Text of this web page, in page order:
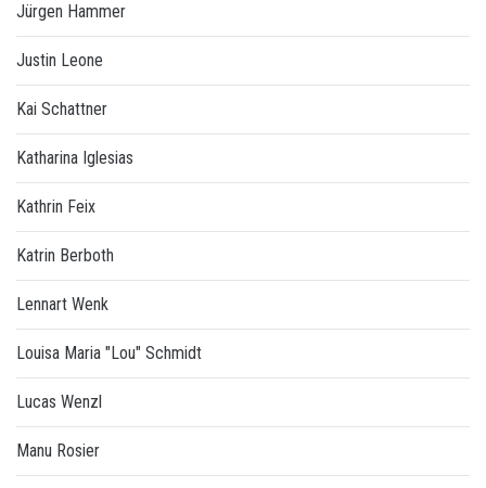
Jürgen Hammer
Justin Leone
Kai Schattner
Katharina Iglesias
Kathrin Feix
Katrin Berboth
Lennart Wenk
Louisa Maria "Lou" Schmidt
Lucas Wenzl
Manu Rosier